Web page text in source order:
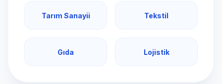
Tarım Sanayii Tekstil
Gıda Lojistik